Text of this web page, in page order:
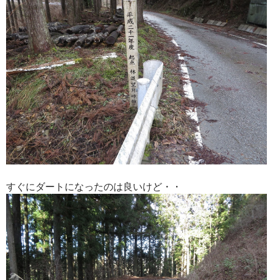
すぐにダートになったのは良いけど・・